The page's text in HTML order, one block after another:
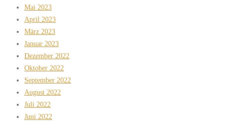
Mai 2023
April 2023
März 2023
Januar 2023
Dezember 2022
Oktober 2022
September 2022
August 2022
Juli 2022
Juni 2022